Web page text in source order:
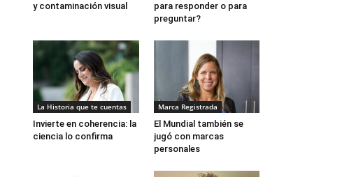
y contaminación visual
para responder o para
preguntar?
La Historia que te cuentas
Invierte en coherencia: la
ciencia lo confirma
Marca Registrada
El Mundial también se
jugó con marcas
personales